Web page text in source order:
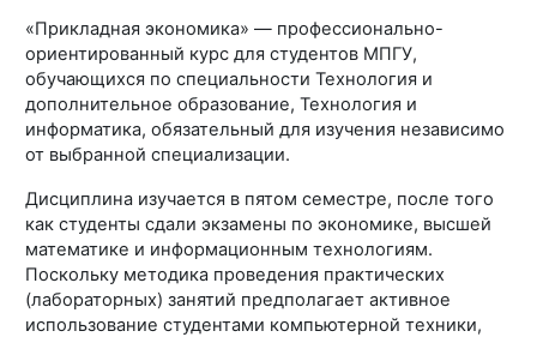
«Прикладная экономика» — профессионально-
ориентированный курс для студентов МПГУ,
обучающихся по специальности Технология и
дополнительное образование, Технология и
информатика, обязательный для изучения независимо
от выбранной специализации.
Дисциплина изучается в пятом семестре, после того
как студенты сдали экзамены по экономике, высшей
математике и информационным технологиям.
Поскольку методика проведения практических
(лабораторных) занятий предполагает активное
использование студентами компьютерной техники,